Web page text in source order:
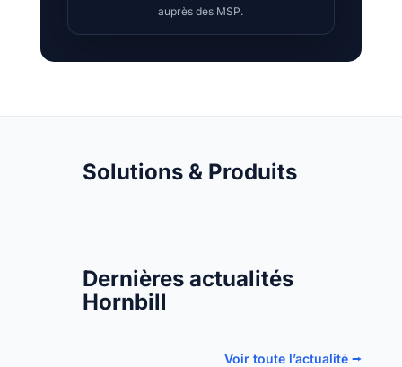
auprès des MSP.
Solutions & Produits
Dernières actualités
Hornbill
Voir toute l’actualité ⭢